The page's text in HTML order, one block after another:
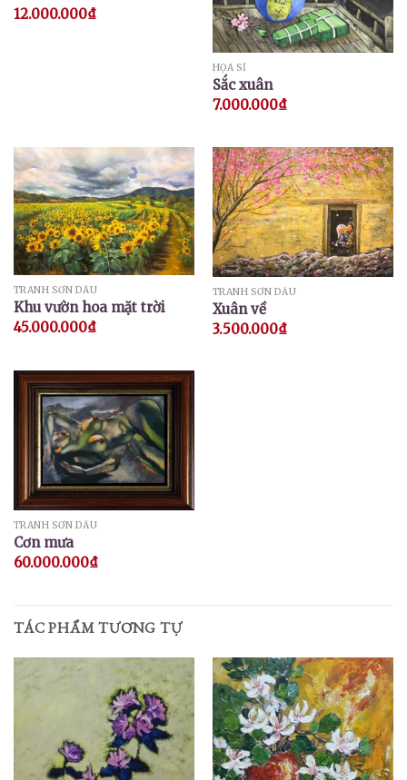
12.000.000₫
HỌA SĨ
Sắc xuân
7.000.000₫
TRANH SƠN DẦU
Khu vườn hoa mặt trời
45.000.000₫
TRANH SƠN DẦU
Xuân về
3.500.000₫
TRANH SƠN DẦU
Cơn mưa
60.000.000₫
TÁC PHẨM TƯƠNG TỰ